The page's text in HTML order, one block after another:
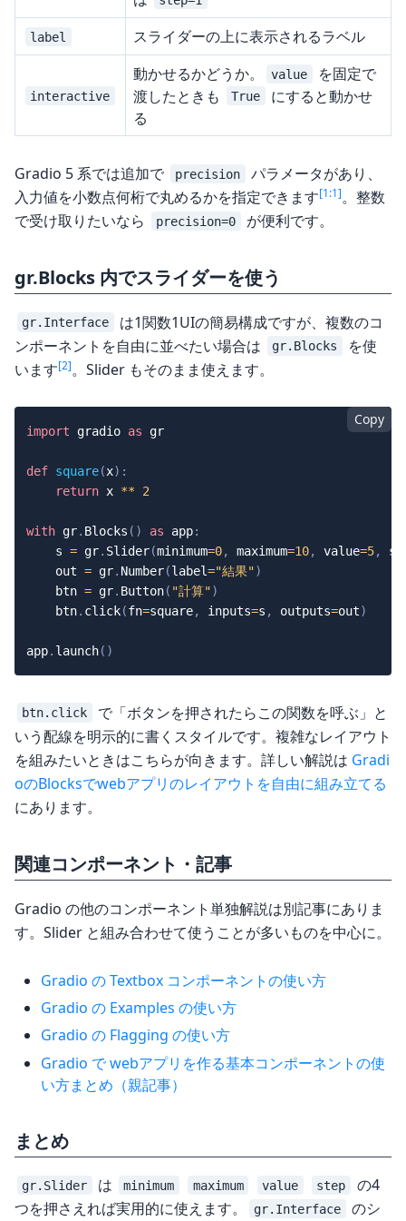
label スライダーの上に表示されるラベル
interactive
動かせるかどうか。 value
を固定で
渡したときも
True
にすると動かせ
る
Gradio 5 系では追加で precision
パラメータがあり、
入力値を小数点何桁で丸めるかを指定できます[1:1]。整数
で受け取りたいなら
precision=0 が便利です。
gr.Blocks 内でスライダーを使う
gr.Interface
は1関数1UIの簡易構成ですが、複数のコ
ンポーネントを自由に並べたい場合は
gr.Blocks
を使
います[2]。Slider もそのまま使えます。
Copy
import gradio as gr
def square(x) :
return x ** 2
with gr. Blocks ( ) as app:
    s
= gr. Slider(minimum=0, maximum=10, value=5,
    out
= gr. Number(label="結果")
    btn
= gr. Button( "計算")
    btn
. click(fn=square, inputs=s , outputs=out)
app. launch( )
btn.click
で「ボタンを押されたらこの関数を呼ぶ」と
いう配線を明示的に書くスタイルです。複雑なレイアウト
を組みたいときはこちらが向きます。詳しい解説は Gradi
oのBlocksでwebアプリのレイアウトを自由に組み立てる
にあります。
関連コンポーネント・記事
Gradio の他のコンポーネント単独解説は別記事にありま
す。Slider と組み合わせて使うことが多いものを中心に。
Gradio の Textbox コンポーネントの使い方
Gradio の Examples の使い方
Gradio の Flagging の使い方
Gradio で webアプリを作る基本コンポーネントの使
い方まとめ（親記事）
まとめ
gr.Slider は minimum maximum value step
の4
つを押さえれば実用的に使えます。
gr.Interface
のシ